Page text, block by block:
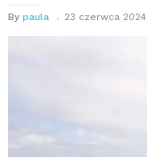
By paula 23 czerwca 2024